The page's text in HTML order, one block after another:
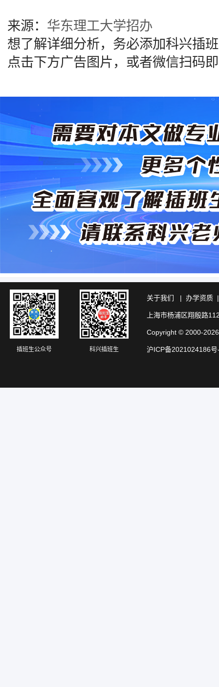
来源： 华东理工大学招办
想了解详细分析，务必添加科兴插
点击下方广告图片，或者微信扫码
插班生公众号 科兴插班生
关于我们 | 办学资质
上海市杨浦区翔殷路
Copyright © 2000-
沪ICP备2021024186号